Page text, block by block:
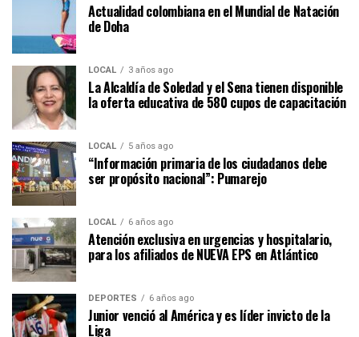
Actualidad colombiana en el Mundial de Natación
de Doha
LOCAL 3 años ago
La Alcaldía de Soledad y el Sena tienen disponible
la oferta educativa de 580 cupos de capacitación
LOCAL 5 años ago
“Información primaria de los ciudadanos debe
ser propósito nacional”: Pumarejo
LOCAL 6 años ago
Atención exclusiva en urgencias y hospitalario,
para los afiliados de NUEVA EPS en Atlántico
DEPORTES 6 años ago
Junior venció al América y es líder invicto de la
Liga